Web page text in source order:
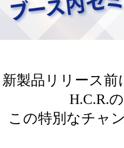
新製品リリース前
H.C.R.
この特別なチャ